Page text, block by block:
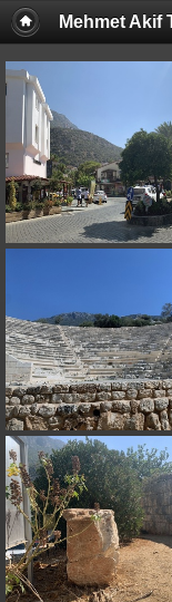
Mehmet Akif